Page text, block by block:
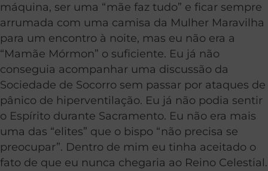
máquina, ser uma “mãe faz tudo” e ficar sempre
arrumada com uma camisa da Mulher Maravilha
para um encontro à noite, mas eu não era a
“Mamãe Mórmon” o suficiente. Eu já não
conseguia acompanhar uma discussão da
Sociedade de Socorro sem passar por ataques de
pânico de hiperventilação. Eu já não podia sentir
o Espírito durante Sacramento. Eu não era mais
uma das “elites” que o bispo “não precisa se
preocupar”. Dentro de mim eu tinha aceitado o
fato de que eu nunca chegaria ao Reino Celestial.